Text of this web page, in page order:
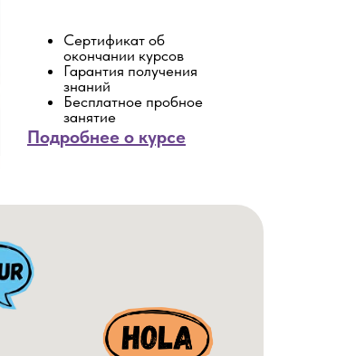
Подробнее о курсе
Сертификат об
окончании курсов
Гарантия получения
знаний
Бесплатное пробное
занятие